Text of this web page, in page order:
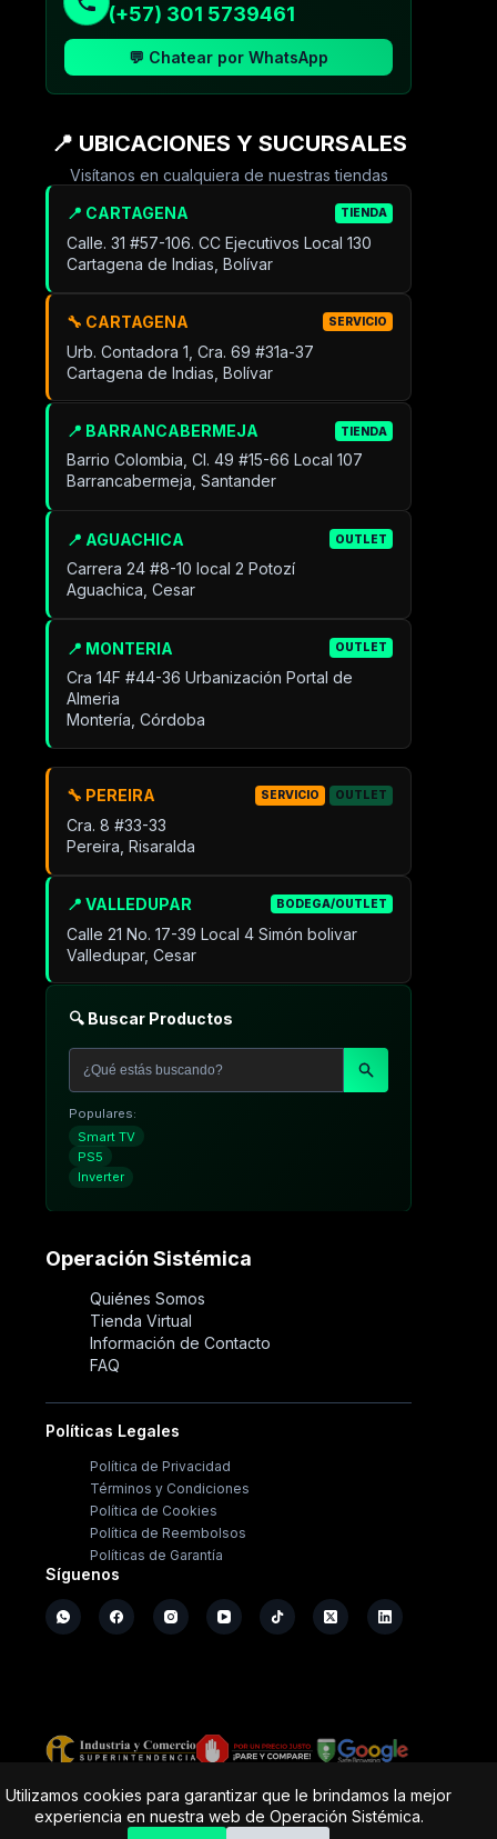
Utilizamos cookies para garantizar que le brindamos la mejor
experiencia en nuestra web de Operación Sistémica.
(+57) 301 5739461
💬 Chatear por WhatsApp
📍 UBICACIONES Y SUCURSALES
Visítanos en cualquiera de nuestras tiendas
📍 CARTAGENA TIENDA
Calle. 31 #57-106. CC Ejecutivos Local 130
Cartagena de Indias, Bolívar
🔧 CARTAGENA SERVICIO
Urb. Contadora 1, Cra. 69 #31a-37
Cartagena de Indias, Bolívar
📍 BARRANCABERMEJA TIENDA
Barrio Colombia, Cl. 49 #15-66 Local 107
Barrancabermeja, Santander
📍 AGUACHICA OUTLET
Carrera 24 #8-10 local 2 Potozí
Aguachica, Cesar
📍 MONTERIA OUTLET
Cra 14F #44-36 Urbanización Portal de
Almeria
Montería, Córdoba
📍 VALLEDUPAR BODEGA/OUTLET
Calle 21 No. 17-39 Local 4 Simón bolivar
Valledupar, Cesar
🔧 PEREIRA SERVICIO OUTLET
Cra. 8 #33-33
Pereira, Risaralda
🔍 Buscar Productos
Populares:
Smart TV
PS5
Inverter
Operación Sistémica
Quiénes Somos
Tienda Virtual
Información de Contacto
FAQ
Políticas Legales
Política de Privacidad
Términos y Condiciones
Política de Cookies
Política de Reembolsos
Políticas de Garantía
Síguenos
Copyright © - Operación Sistémica
Tienda de electrodomésticos; repuestos y casa de